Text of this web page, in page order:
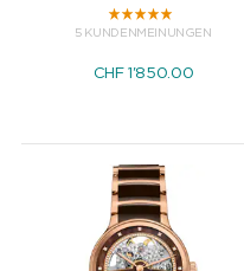
5 KUNDENMEINUNGEN
CHF 1'850.00